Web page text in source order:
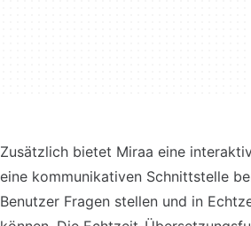
Zusätzlich bietet Miraa eine
eine kommunikativen Schnittstelle
Benutzer Fragen stellen und in